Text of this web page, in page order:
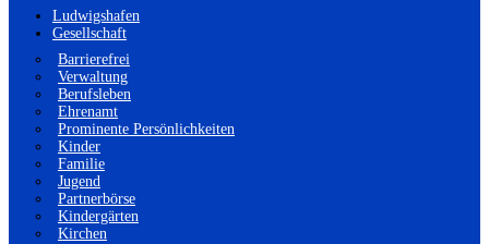
Ludwigshafen
Gesellschaft
Barrierefrei
Verwaltung
Berufsleben
Ehrenamt
Prominente Persönlichkeiten
Kinder
Familie
Jugend
Partnerbörse
Kindergärten
Kirchen